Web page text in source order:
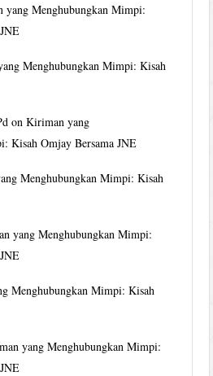
yang Menghubungkan Mimpi:
Menghubungkan Mimpi: Kisah
onKiriman yang
Kisah Omjay Bersama JNE
Menghubungkan Mimpi: Kisah
yang Menghubungkan Mimpi:
Menghubungkan Mimpi: Kisah
yang Menghubungkan Mimpi: